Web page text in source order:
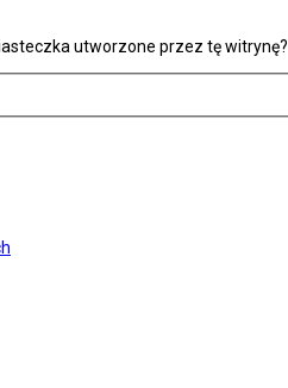
utworzone przez tę witrynę?